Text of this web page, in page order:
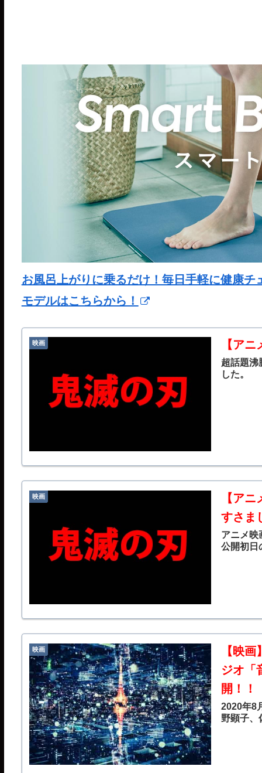
お風呂上がりに乗るだけ！毎日手軽に健康
モデルはこちらから！
映画 【ア
超話題沸
した。
映画
【ア
すさま
アニメ
公開初日
映画
【映
ジオ「
開！！
2020年8
野顕子、